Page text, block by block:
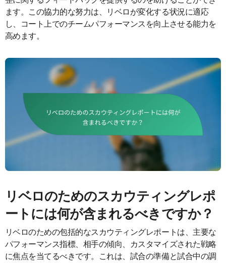
ます。この協力的な努力は、リベロが変化する状況に適応
し、コート上でのチームパフォーマンスを向上させる能力を
高めます。
リベロのためのスカウティングレポ
ートには何が含まれるべきですか？
リベロのための包括的なスカウティングレポートは、主要な
パフォーマンス指標、相手の傾向、カスタマイズされた戦略
に焦点を当てるべきです。これは、試合の準備と試合中の調